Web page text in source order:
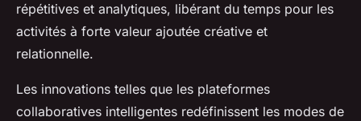
répétitives et analytiques, libérant du temps pour les
activités à forte valeur ajoutée créative et
relationnelle.
Les innovations telles que les plateformes
collaboratives intelligentes redéfinissent les modes de